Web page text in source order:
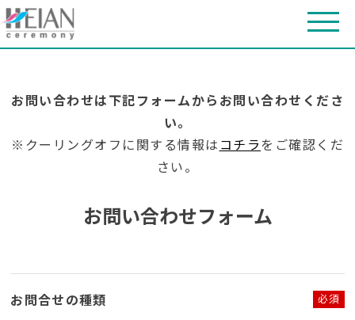
お問い合わせは下記フォームからお問い合わせくださ
い。
※クーリングオフに関する情報は コチラ をご確認くだ
さい。
お問い合わせフォーム
お問合せの種類 必須